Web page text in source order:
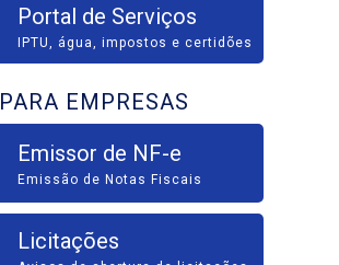
Portal de Serviços
IPTU, água, impostos e certidões
PARA EMPRESAS
Emissor de NF-e
Emissão de Notas Fiscais
Licitações